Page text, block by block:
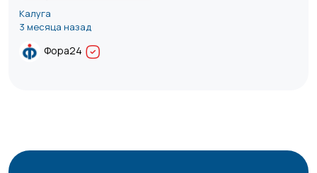
складах | Проживание
+ питание БЕСПЛАТНО
| З/П от 110 000 ₽ на
руки
Калуга
3 месяца назад
Фора24